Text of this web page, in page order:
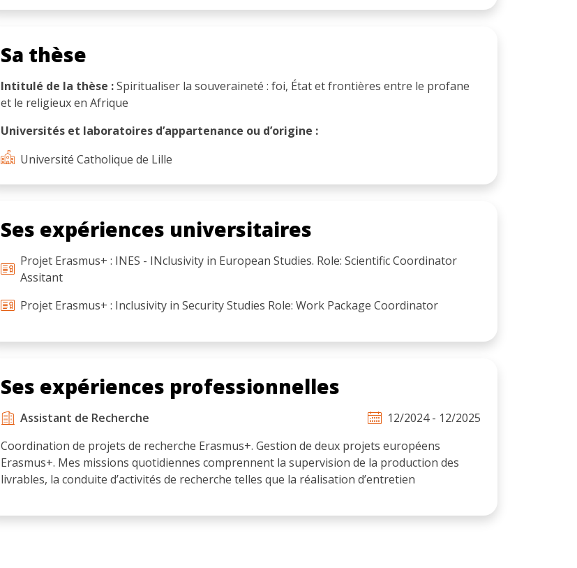
Sa thèse
Intitulé de la thèse :Spiritualiser la souveraineté : foi, État et frontières entre le profane
et le religieux en Afrique
Universités et laboratoires d’appartenance ou d’origine :
Université Catholique de Lille
Ses expériences universitaires
Projet Erasmus+ : INES - INclusivity in European Studies. Role: Scientific Coordinator
Assitant
Projet Erasmus+ : Inclusivity in Security Studies Role: Work Package Coordinator
Ses expériences professionnelles
Assistant de Recherche
12/2024 - 12/2025
Coordination de projets de recherche Erasmus+. Gestion de deux projets européens
Erasmus+. Mes missions quotidiennes comprennent la supervision de la production des
livrables, la conduite d’activités de recherche telles que la réalisation d’entretien